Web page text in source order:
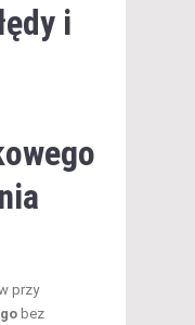
i
przy
bez